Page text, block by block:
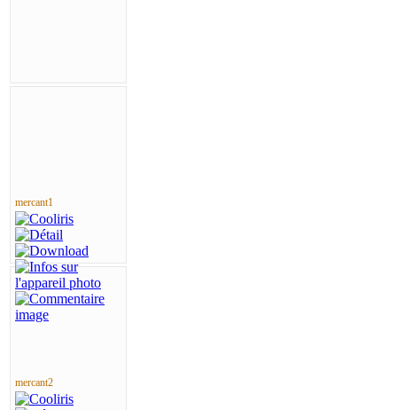
mercant1
mercant2